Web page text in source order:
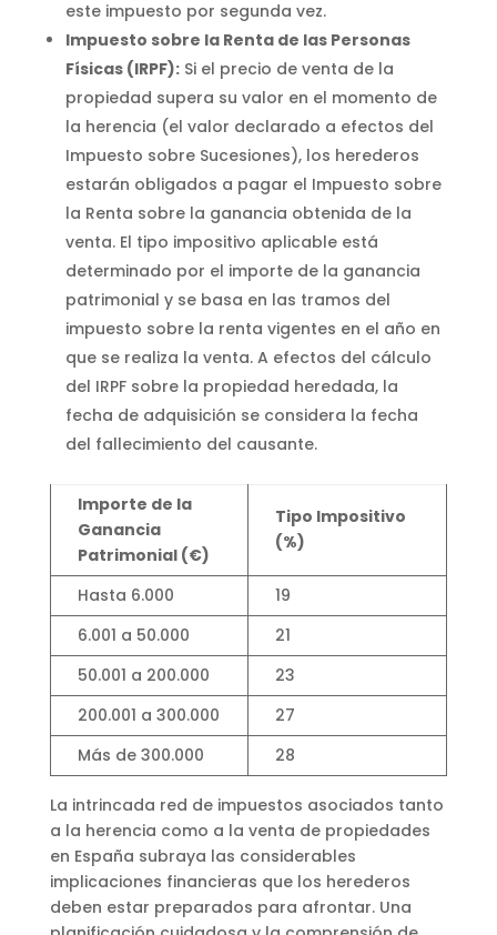
este impuesto por segunda vez.
Impuesto sobre la Renta de las Personas
Físicas (IRPF):Si el precio de venta de la
propiedad supera su valor en el momento de
la herencia (el valor declarado a efectos del
Impuesto sobre Sucesiones), los herederos
estarán obligados a pagar el Impuesto sobre
la Renta sobre la ganancia obtenida de la
venta. El tipo impositivo aplicable está
determinado por el importe de la ganancia
patrimonial y se basa en las tramos del
impuesto sobre la renta vigentes en el año en
que se realiza la venta. A efectos del cálculo
del IRPF sobre la propiedad heredada, la
fecha de adquisición se considera la fecha
del fallecimiento del causante.
Importe de la
Ganancia
Patrimonial (€)
Tipo Impositivo
(%)
Hasta 6.000
19
6.001 a 50.000
21
50.001 a 200.000
23
200.001 a 300.000
27
Más de 300.000
28
La intrincada red de impuestos asociados tanto
a la herencia como a la venta de propiedades
en España subraya las considerables
implicaciones financieras que los herederos
deben estar preparados para afrontar. Una